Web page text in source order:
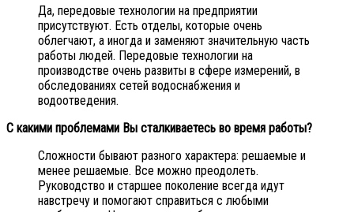
Да, передовые технологии на предприятии
присутствуют. Есть отделы, которые очень
облегчают, а иногда и заменяют значительную часть
работы людей. Передовые технологии на
производстве очень развиты в сфере измерений, в
обследованиях сетей водоснабжения и
водоотведения.
С какими проблемами Вы сталкиваетесь во время работы?
Сложности бывают разного характера: решаемые и
менее решаемые. Все можно преодолеть.
Руководство и старшее поколение всегда идут
навстречу и помогают справиться с любыми